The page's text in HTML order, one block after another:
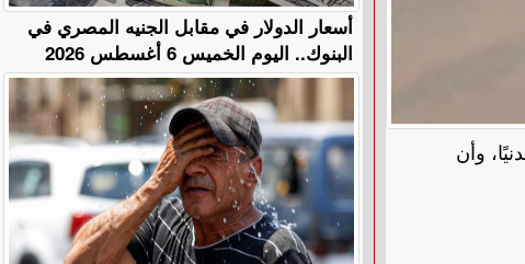
وأن
أسعار الدولار في مقابل الجنيه المصري في
البنوك.. اليوم الخميس 6 أغسطس 2026